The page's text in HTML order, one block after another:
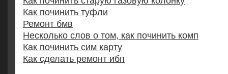
Как починить туфли
Ремонт бмв
Несколько слов о том, как починить комп
Как починить сим карту
Как сделать ремонт ибп